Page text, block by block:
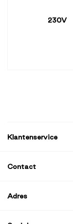
230V
Klantenservice
Contact
Adres